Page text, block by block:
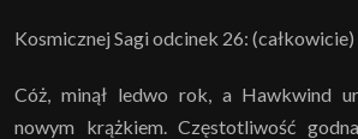
Kosmicznej Sagi odcinek 26:
Cóż, minął ledwo rok, a Hawkwind
nowym krążkiem. Częstotliwość